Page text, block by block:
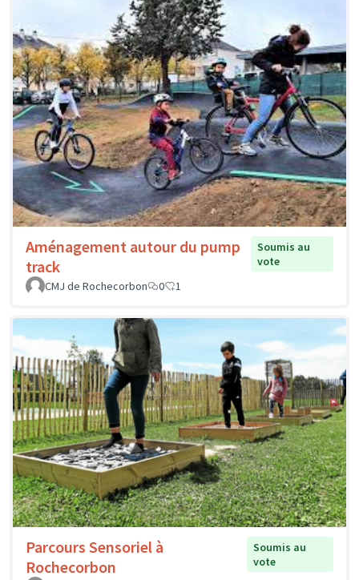
Aménagement autour du pump
track
Soumis au
vote
CMJ de Rochecorbon
0 1
Parcours Sensoriel à
Rochecorbon
Soumis au
vote